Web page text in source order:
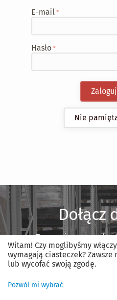
E-mail
Hasło
Nie
Dołącz
Tworzenie nowego
mniej niż
Zarejestruj
Witam! Czy moglibyśmy
wymagają ciasteczek?
lub wycofać swoją zgodę.
Pozwól mi wybrać